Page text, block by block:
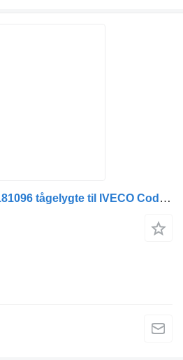
Reflector Dreapta 504181096 tågelygte til IVECO Cod lastbil